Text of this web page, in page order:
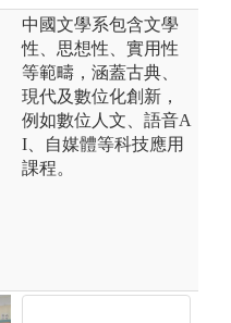
中國文學系包含文學
性、思想性、實用性
等範疇，涵蓋古典、
現代及數位化創新，
例如數位人文、語音A
I、自媒體等科技應用
課程。